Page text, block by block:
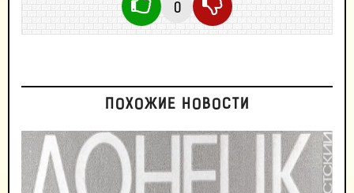
0
ПОХОЖИЕ НОВОСТИ